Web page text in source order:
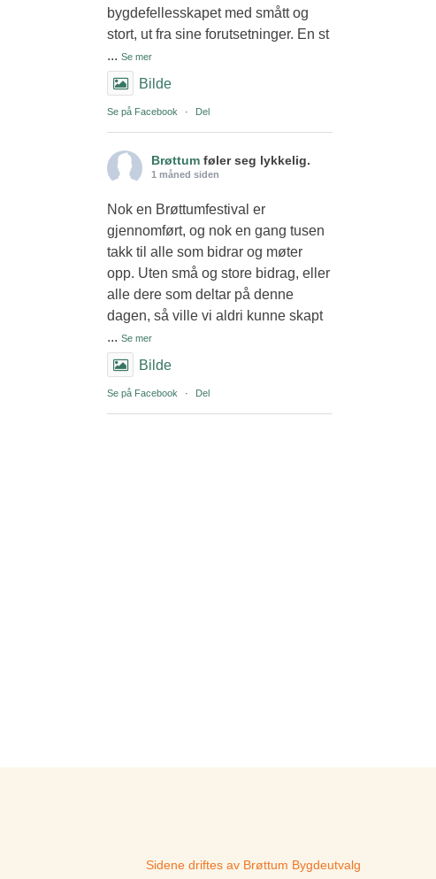
bygdefellesskapet med smått og
stort, ut fra sine forutsetninger. En st
... Se mer
Bilde
Se på Facebook · Del
Brøttum føler seg lykkelig.
1 måned siden
Nok en Brøttumfestival er
gjennomført, og nok en gang tusen
takk til alle som bidrar og møter
opp. Uten små og store bidrag, eller
alle dere som deltar på denne
dagen, så ville vi aldri kunne skapt
... Se mer
Bilde
Se på Facebook · Del
Sidene driftes av Brøttum Bygdeutvalg